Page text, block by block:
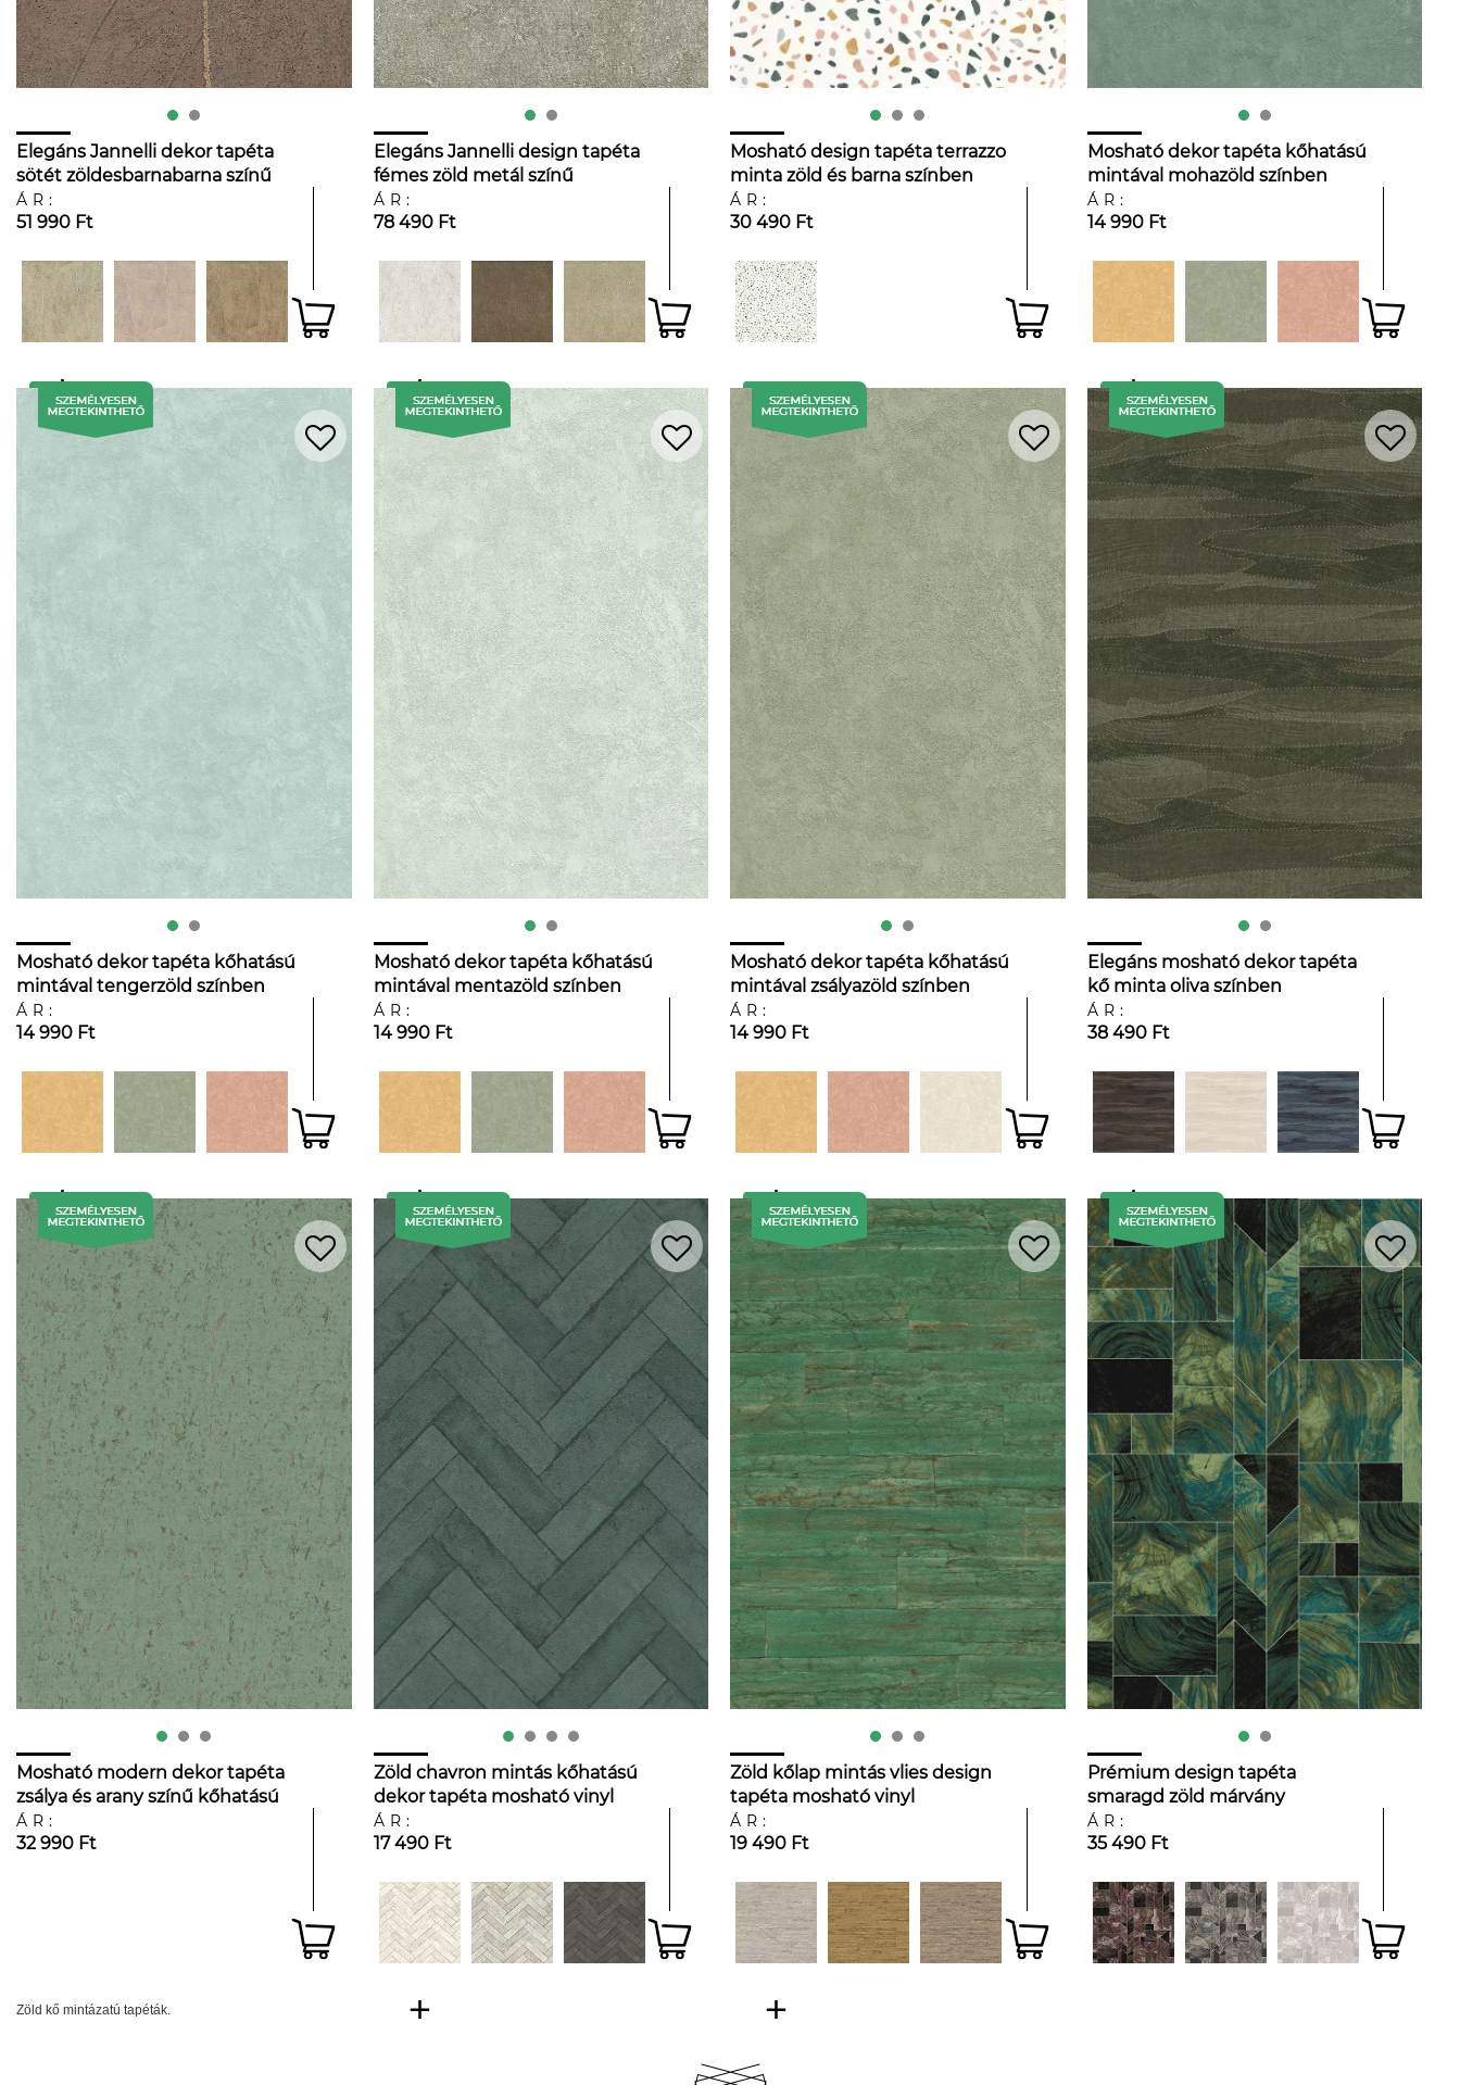
Elegáns Jannelli dekor tapéta
sötét zöldesbarnabarna színű
kő mintával
ÁR:
51 990 Ft
Elegáns Jannelli design tapéta
fémes zöld metál színű
kőhatású mintával
ÁR:
78 490 Ft
Mosható design tapéta terrazzo
minta zöld és barna színben
ÁR:
30 490 Ft
Mosható dekor tapéta kőhatású
mintával mohazöld színben
ÁR:
14 990 Ft
Mosható dekor tapéta kőhatású
mintával tengerzöld színben
ÁR:
14 990 Ft
Mosható dekor tapéta kőhatású
mintával mentazöld színben
ÁR:
14 990 Ft
Mosható dekor tapéta kőhatású
mintával zsályazöld színben
ÁR:
14 990 Ft
Elegáns mosható dekor tapéta
kő minta oliva színben
ÁR:
38 490 Ft
Mosható modern dekor tapéta
zsálya és arany színű kőhatású
mintával
ÁR:
32 990 Ft
Zöld chavron mintás kőhatású
dekor tapéta mosható vinyl
ÁR:
17 490 Ft
Zöld kőlap mintás vlies design
tapéta mosható vinyl
ÁR:
19 490 Ft
Prémium design tapéta
smaragd zöld márvány
geometrikus mintával
ÁR:
35 490 Ft
Zöld kő mintázatú tapéták.